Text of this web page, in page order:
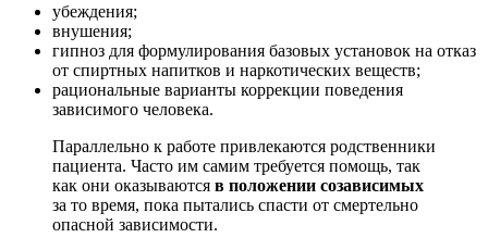
убеждения;
внушения;
гипноз для формулирования базовых установок на отказ
от спиртных напитков и наркотических веществ;
рациональные варианты коррекции поведения
зависимого человека.
Параллельно к работе привлекаются родственники
пациента. Часто им самим требуется помощь, так
как они оказываются в положении созависимых
за то время, пока пытались спасти от смертельно
опасной зависимости.